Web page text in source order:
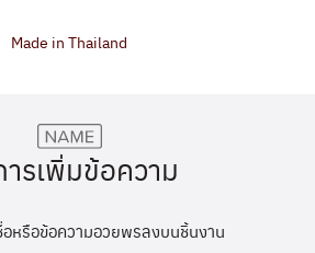
Made in Thailand
รเพิ่มข้อความ
อหรือข้อความอวยพรลงบนชิ้นงาน